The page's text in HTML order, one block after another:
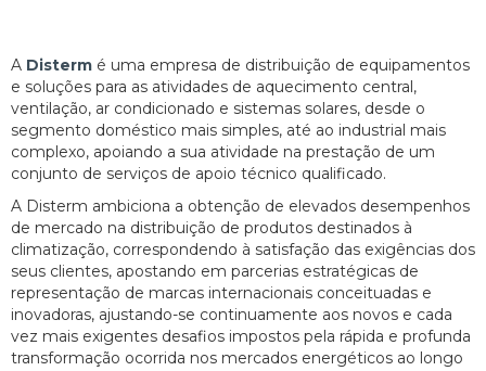
A Disterm é uma empresa de distribuição de equipamentos
e soluções para as atividades de aquecimento central,
ventilação, ar condicionado e sistemas solares, desde o
segmento doméstico mais simples, até ao industrial mais
complexo, apoiando a sua atividade na prestação de um
conjunto de serviços de apoio técnico qualificado.
A Disterm ambiciona a obtenção de elevados desempenhos
de mercado na distribuição de produtos destinados à
climatização, correspondendo à satisfação das exigências dos
seus clientes, apostando em parcerias estratégicas de
representação de marcas internacionais conceituadas e
inovadoras, ajustando-se continuamente aos novos e cada
vez mais exigentes desafios impostos pela rápida e profunda
transformação ocorrida nos mercados energéticos ao longo